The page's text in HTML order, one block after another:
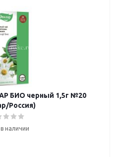
БИО черный 1,5г №20
Россия)
наличии